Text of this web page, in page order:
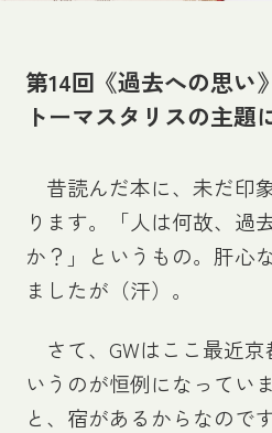
第14回《過去への思い
トーマスタリスの主題
昔読んだ本に、未だ印
ります。「人は何故、過
か？」というもの。肝心
ましたが（汗）。
さて、GWはここ最近京
いうのが恒例になってい
と、宿があるからなので